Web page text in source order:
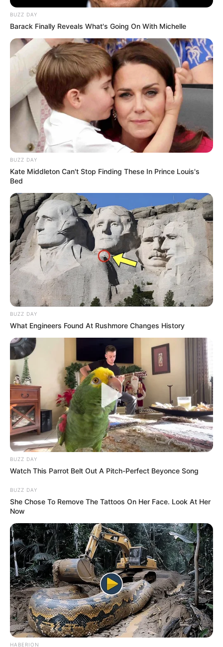
BUZZ DAY
Barack Finally Reveals What's Going On With Michelle
BUZZ DAY
Kate Middleton Can't Stop Finding These In Prince Louis's
Bed
BUZZ DAY
What Engineers Found At Rushmore Changes History
BUZZ DAY
Watch This Parrot Belt Out A Pitch-Perfect Beyonce Song
BUZZ DAY
She Chose To Remove The Tattoos On Her Face. Look At Her
Now
HABERION